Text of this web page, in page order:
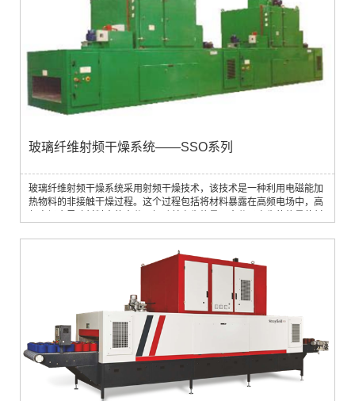
玻璃纤维射频干燥系统——SSO系列
玻璃纤维射频干燥系统采用射频干燥技术，该技术是一种利用电磁能加
热物料的非接触干燥过程。这个过程包括将材料暴露在高频电场中，高
频干燥在玻璃纤维中的应用具有许多优点。首先，射频干燥是一个更
快，更有效的过程。这是因为射频能量可以深入材料而不依赖于玻璃纤
维的热性能，从而产生更快...